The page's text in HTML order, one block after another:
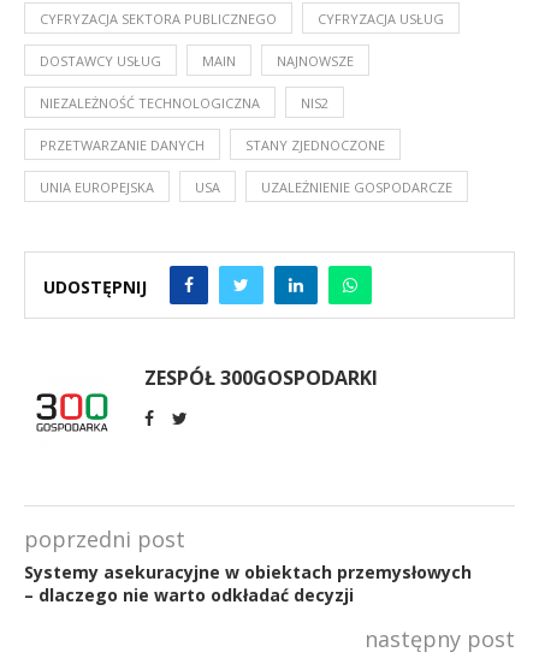
CYFRYZACJA SEKTORA PUBLICZNEGO CYFRYZACJA USŁUG
DOSTAWCY USŁUG MAIN NAJNOWSZE
NIEZALEŻNOŚĆ TECHNOLOGICZNA NIS2
PRZETWARZANIE DANYCH STANY ZJEDNOCZONE
UNIA EUROPEJSKA USA UZALEŻNIENIE GOSPODARCZE
UDOSTĘPNIJ
ZESPÓŁ 300GOSPODARKI
poprzedni post
Systemy asekuracyjne w obiektach przemysłowych
– dlaczego nie warto odkładać decyzji
następny post